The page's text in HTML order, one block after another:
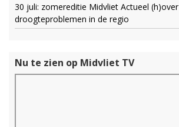
30 juli: zomereditie Midvliet Actueel (h)over
droogteproblemen in de regio
Nu te zien op Midvliet TV